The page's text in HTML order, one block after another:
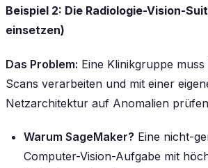
Beispiel 2: Die Radiologie-Vision-
einsetzen)
Das Problem: Eine Klinikgruppe
Scans verarbeiten und mit einer
Netzarchitektur auf Anomalien
Warum SageMaker? Eine nicht-
Computer-Vision-Aufgabe mit